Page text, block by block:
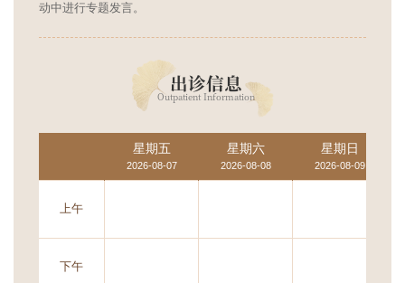
动中进行专题发言。
出诊信息
Outpatient Information
星期五
2026-08-07
星期六
2026-08-08
星期日
2026-08-09
上午
下午